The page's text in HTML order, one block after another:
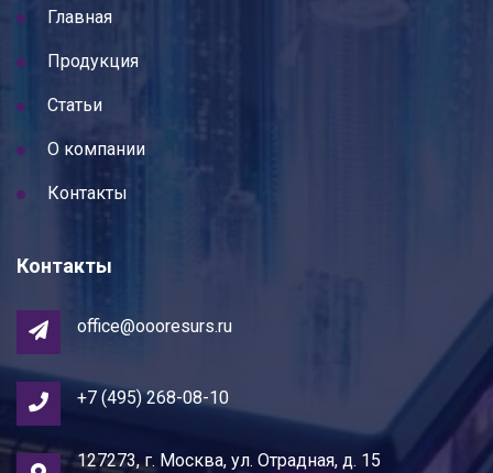
Главная
Продукция
Статьи
О компании
Контакты
Контакты
office@oooresurs.ru
+7 (495) 268-08-10
127273, г. Москва, ул. Отрадная, д. 15